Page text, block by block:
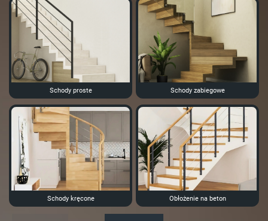
Schody proste Schody zabiegowe
Schody kręcone Obłożenie na beton